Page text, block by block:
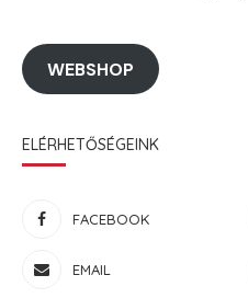
WEBSHOP
ELÉRHETŐSÉGEINK
FACEBOOK
EMAIL